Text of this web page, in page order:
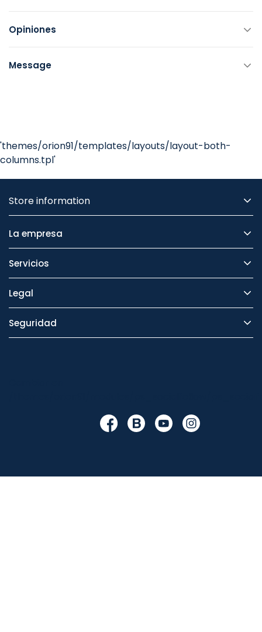
Opiniones
Message
'themes/orion91/templates/layouts/layout-both-
columns.tpl'
Store information
La empresa
Servicios
Legal
Seguridad